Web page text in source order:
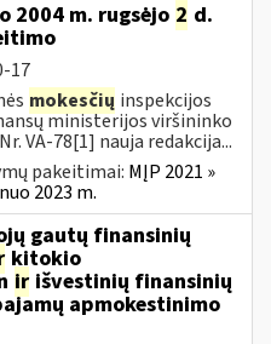
2004 m. rugsėjo 2 d.
17
mokesčių inspekcijos
ministerijos viršininko
VA-78[1] nauja redakcija...
pakeitimai: MĮP 2021 »
2023 m.
gautų finansinių
kitokio
ir išvestinių finansinių
apmokestinimo